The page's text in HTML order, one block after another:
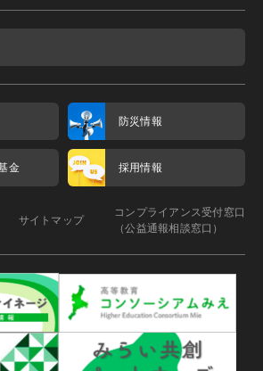
防災情報
金 採用情報
サイトマップ
コンプライアンス受付窓口
（公益通報相談窓口）